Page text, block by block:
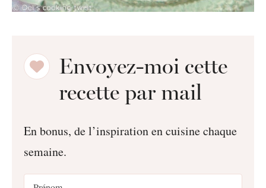
Envoyez-moi cette
recette par mail
En bonus, de l’inspiration en cuisine chaque
semaine.